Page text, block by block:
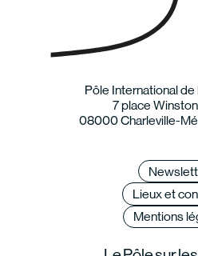
Pôle International
7 place
08000 Charleville-
Lieux et
Mentions